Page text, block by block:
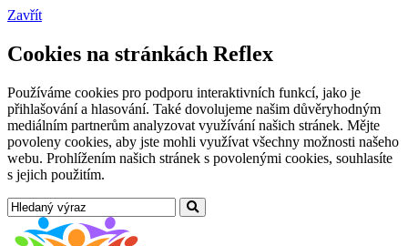
Zavřít
Cookies na stránkách Reflex
Používáme cookies pro podporu interaktivních funkcí, jako je
přihlašování a hlasování. Také dovolujeme našim důvěryhodným
mediálním partnerům analyzovat využívání našich stránek. Mějte
povoleny cookies, aby jste mohli využívat všechny možnosti našeho
webu. Prohlížením našich stránek s povolenými cookies, souhlasíte
s jejich použitím.